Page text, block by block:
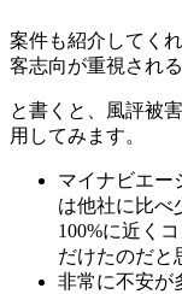
案件も紹介してく
客志向が重視され
と書くと、風評被
用してみます。
マイナビエー
は他社に比べ
100%に近く
だけたのだと
非常に不安が